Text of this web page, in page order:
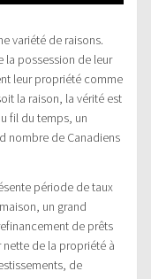
variété de raisons.
la possession de leur
leur propriété comme
la raison, la vérité est
fil du temps, un
nombre de Canadiens
période de taux
un grand
de prêts
nette de la propriété à
de